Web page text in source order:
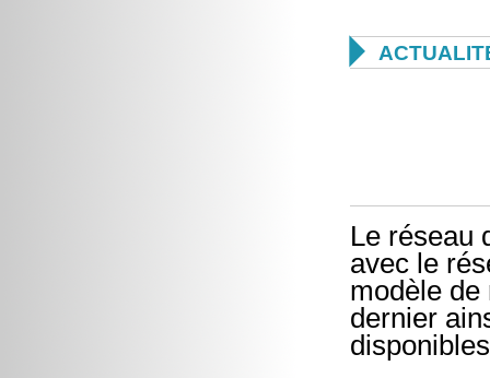

Le réseau
avec le
modèle de
dernier